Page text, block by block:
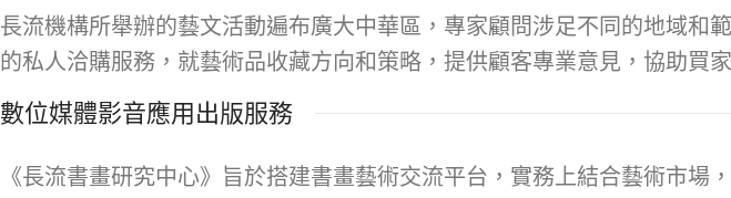
長流機構所舉辦的藝文活動遍布廣大中華區，專家顧問涉足不同的地域和
的私人洽購服務，就藝術品收藏方向和策略，提供顧客專業意見，協助買
數位媒體影音應用出版服務
《長流書畫研究中心》旨於搭建書畫藝術交流平台，實務上結合藝術市